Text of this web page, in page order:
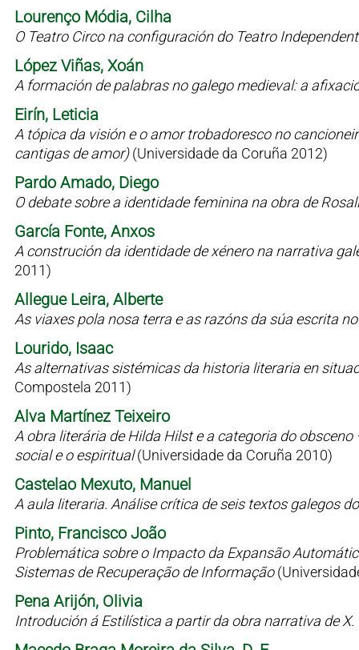
Lourenço Módia, Cilha
O Teatro Circo na configuración do Teatro
López Viñas, Xoán
A formación de palabras no galego medieval: a
Eirín, Leticia
A tópica da visión e o amor trobadoresco no
cantigas de amor)(Universidade da Coruña 2012)
Pardo Amado, Diego
O debate sobre a identidade feminina na obra de
García Fonte, Anxos
A construción da identidade de xénero na narrativa
2011)
Allegue Leira, Alberte
As viaxes pola nosa terra e as razóns da súa escrita
Lourido, Isaac
As alternativas sistémicas da historia literaria en
Compostela 2011)
Alva Martínez Teixeiro
A obra literária de Hilda Hilst e a categoria do
social e o espiritual(Universidade da Coruña 2010)
Castelao Mexuto, Manuel
A aula literaria. Análise crítica de seis textos galegos
Pinto, Francisco João
Problemática sobre o Impacto da Expansão
Sistemas de Recuperação de Informação
Pena Arijón, Olivia
Introdución á Estilística a partir da obra narrativa de X.